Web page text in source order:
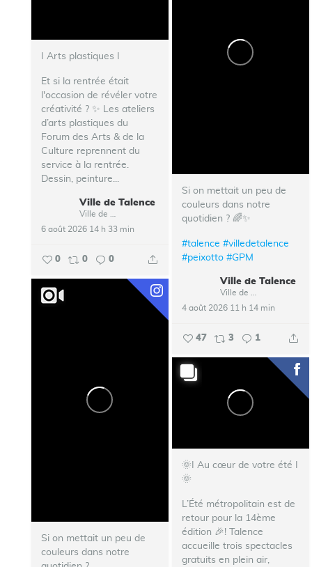
I Arts plastiques I
Et si la rentrée était
l'occasion de révéler votre
créativité ? ✨ Les ateliers
d’arts plastiques du
Forum des Arts & de la
Culture reprennent du
service à la rentrée.
Dessin, peinture...
Ville de Talence
6 août 2026 14 h 33 min
0 0 0
Si on mettait un peu de
couleurs dans notre
quotidien ? 🌈✨
#talence #villedetalence
#peixotto #GPM
Ville de Talence
4 août 2026 11 h 14 min
47 3 1
Si on mettait un peu de
couleurs dans notre
🌞I Au cœur de votre été I
🌞
L’Été métropolitain est de
retour pour la 14ème
édition 🎉! Talence
accueille trois spectacles
gratuits en plein air,